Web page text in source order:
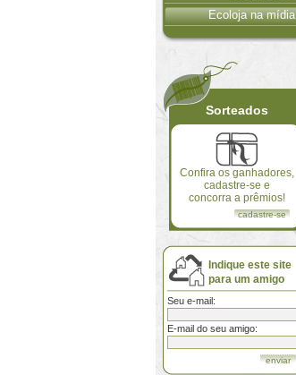
Ecoloja na mídia
Sorteados
Confira os ganhadores,
cadastre-se e
concorra a prêmios!
cadastre-se
Indique este site
para um amigo
Seu e-mail:
E-mail do seu amigo: